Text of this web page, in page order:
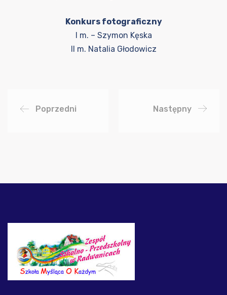
Konkurs fotograficzny
I m. – Szymon Kęska
II m. Natalia Głodowicz
Poprzedni Następny